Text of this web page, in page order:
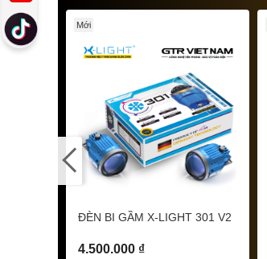
Mới
ĐÈN BI GẦM X-LIGHT 301 V2
4.500.000 ₫